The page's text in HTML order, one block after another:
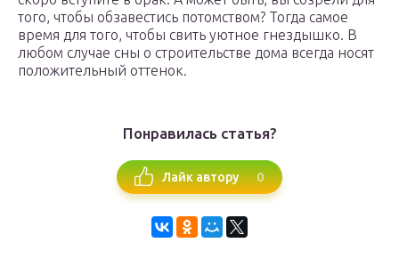
того, чтобы обзавестись потомством? Тогда самое
время для того, чтобы свить уютное гнездышко. В
любом случае сны о строительстве дома всегда носят
положительный оттенок.
Понравилась статья?
Лайк автору 0